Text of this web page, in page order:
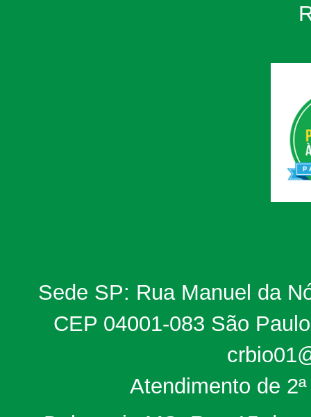
Sede SP: Rua Manuel da
CEP 04001-083 São
Atendimento de